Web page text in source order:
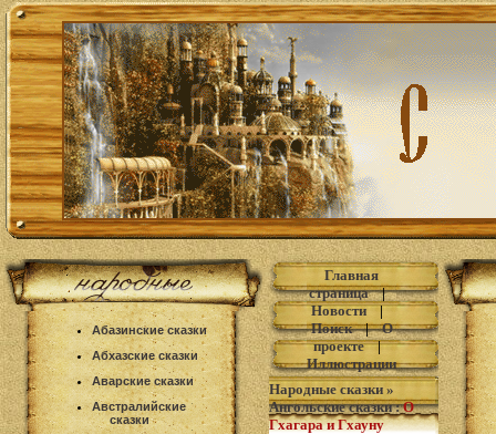
Абазинские сказки
Абхазские сказки
Аварские сказки
Австралийские
сказки
Главная
страница|
Новости|
Поиск|О
проекте|
Иллюстрации
Народные сказки »
Ангольские сказки: О
Гхагара и Гхауну